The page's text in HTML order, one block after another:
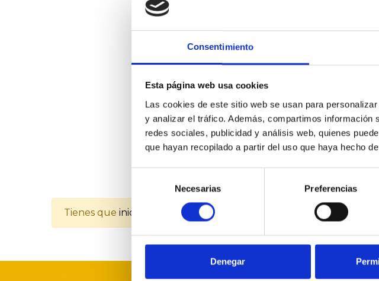
Consentimiento
Esta página web usa cookies
Las cookies de este sitio web se usan para
y analizar el tráfico. Además, compartimos
redes sociales, publicidad y análisis web, quienes
que hayan recopilado a partir del uso que haya hecho
consentimiento
Necesarias Preferencias
Denegar
Tienes que iniciar la sesión para poder valorar